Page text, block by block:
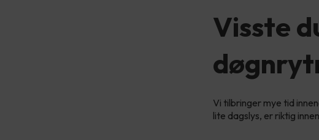
Visste
Vi tilbringer mye tid
lite dagslys, er riktig